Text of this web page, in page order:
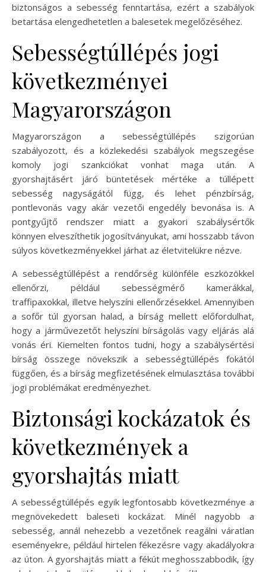
biztonságos a sebesség fenntartása, ezért a szabályok
betartása elengedhetetlen a balesetek megelőzéséhez.
Sebességtúllépés jogi
következményei
Magyarországon
Magyarországon a sebességtúllépés szigorúan
szabályozott, és a közlekedési szabályok megszegése
komoly jogi szankciókat vonhat maga után. A
gyorshajtásért járó büntetések mértéke a túllépett
sebesség nagyságától függ, és lehet pénzbírság,
pontlevonás vagy akár vezetői engedély bevonása is. A
pontgyűjtő rendszer miatt a gyakori szabálysértők
könnyen elveszíthetik jogosítványukat, ami hosszabb távon
súlyos következményekkel járhat az életvitelükre nézve.
A sebességtúllépést a rendőrség különféle eszközökkel
ellenőrzi, például sebességmérő kamerákkal,
traffipaxokkal, illetve helyszíni ellenőrzésekkel. Amennyiben
a sofőr túl gyorsan halad, a bírság mellett előfordulhat,
hogy a járművezetőt helyszíni bírságolás vagy eljárás alá
vonás éri. Kiemelten fontos tudni, hogy a szabálysértési
bírság összege növekszik a sebességtúllépés fokától
függően, és a bírság megfizetésének elmulasztása további
jogi problémákat eredményezhet.
Biztonsági kockázatok és
következmények a
gyorshajtás miatt
A sebességtúllépés egyik legfontosabb következménye a
megnövekedett baleseti kockázat. Minél nagyobb a
sebesség, annál nehezebb a vezetőnek reagálni váratlan
eseményekre, például hirtelen fékezésre vagy akadályokra
az úton. A gyorshajtás miatt a fékút meghosszabbodik, így